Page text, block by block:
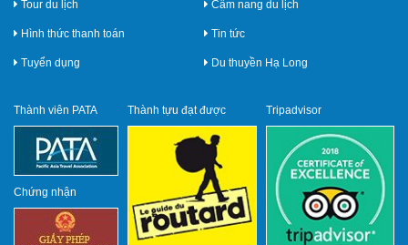
Tour du lịch
Hình thức thanh toán
Tuyển dụng
Cẩm nang du lịch
Tin tức
Du thuyền Hạ Long
Thành viên PATA
Chứng nhận
Thành tựu đạt được Tripadvisor